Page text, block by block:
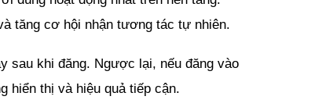
tăng cơ hội nhận tương tác tự nhiên.
sau khi đăng. Ngược lại, nếu đăng vào
hiển thị và hiệu quả tiếp cận.